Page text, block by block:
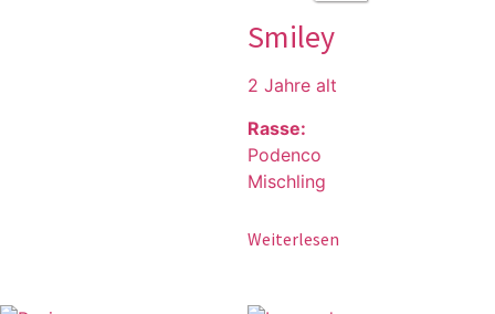
Smiley
2 Jahre alt
Rasse:
Podenco
Mischling
Weiterlesen